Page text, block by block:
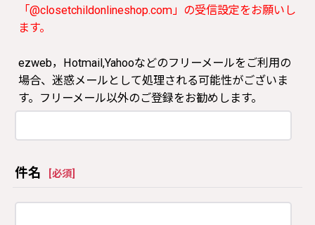
「@closetchildonlineshop.com」の受信設定をお願いし
ます。
ezweb，Hotmail,Yahooなどのフリーメールをご利用の
場合、迷惑メールとして処理される可能性がございま
す。フリーメール以外のご登録をお勧めします。
件名 必須